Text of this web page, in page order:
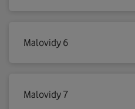
Malovidy 6
Malovidy 7